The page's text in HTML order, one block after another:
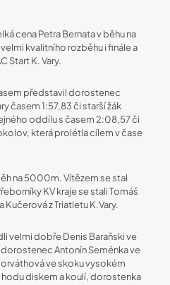
cena Petra Bernata v běhu na
kvalitního rozběhu i finále a
Start K. Vary.
představil dorostenec
časem 1:57,83 či starší žák
oddílu s časem 2:08,57 či
která prolétla cílem v čase
na 5000m. Vítězem se stal
KV kraje se stali Tomáš
Kučerová z Triatletu K.Vary.
velmi dobře Denis Baraňski ve
Antonín Seménka ve
ve skoku vysokém
hodu diskem a koulí, dorostenka